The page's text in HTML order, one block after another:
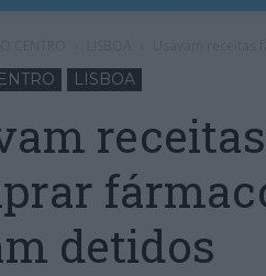
LISBOA
detidos